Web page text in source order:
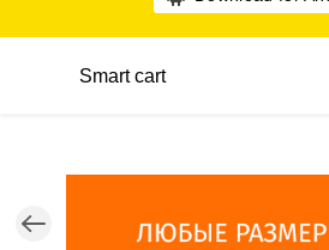
Smart cart